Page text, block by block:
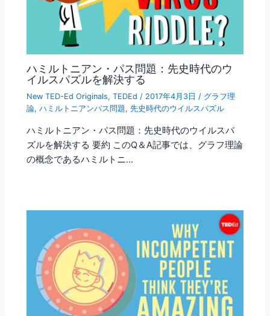
ハミルトニアン・パス問題：先史時代のウ
イルスパズルを解決する
New TED-Ed Originals,TEDEd / 2017年4月3日 / グラフ理
論,ハミルトニアンパス問題,先史時代のウイルスパズル
ハミルトニアン・パス問題：先史時代のウイルスパ
ズルを解決する 要約 このQ＆A記事では、グラフ理論
の概念であるハミルトニ…